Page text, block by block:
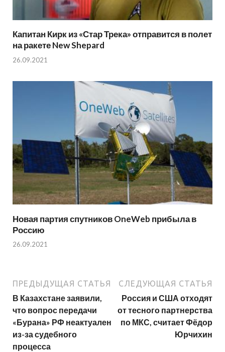
Капитан Кирк из «Стар Трека» отправится в полет
на ракете New Shepard
26.09.2021
Новая партия спутников OneWeb прибыла в
Россию
26.09.2021
ПРЕДЫДУЩАЯ СТАТЬЯ
В Казахстане заявили,
что вопрос передачи
«Бурана» РФ неактуален
из-за судебного
процесса
СЛЕДУЮЩАЯ СТАТЬЯ
Россия и США отходят
от тесного партнерства
по МКС, считает Фёдор
Юрчихин